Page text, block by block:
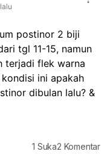
postinor 2 biji
tgl 11-15, namun
terjadi flek warna
ini apakah
dibulan lalu? &
1 Suka2 Komentar